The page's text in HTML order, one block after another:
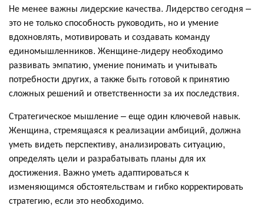
Не менее важны лидерские качества. Лидерство сегодня –
это не только способность руководить, но и умение
вдохновлять, мотивировать и создавать команду
единомышленников. Женщине-лидеру необходимо
развивать эмпатию, умение понимать и учитывать
потребности других, а также быть готовой к принятию
сложных решений и ответственности за их последствия.
Стратегическое мышление – еще один ключевой навык.
Женщина, стремящаяся к реализации амбиций, должна
уметь видеть перспективу, анализировать ситуацию,
определять цели и разрабатывать планы для их
достижения. Важно уметь адаптироваться к
изменяющимся обстоятельствам и гибко корректировать
стратегию, если это необходимо.